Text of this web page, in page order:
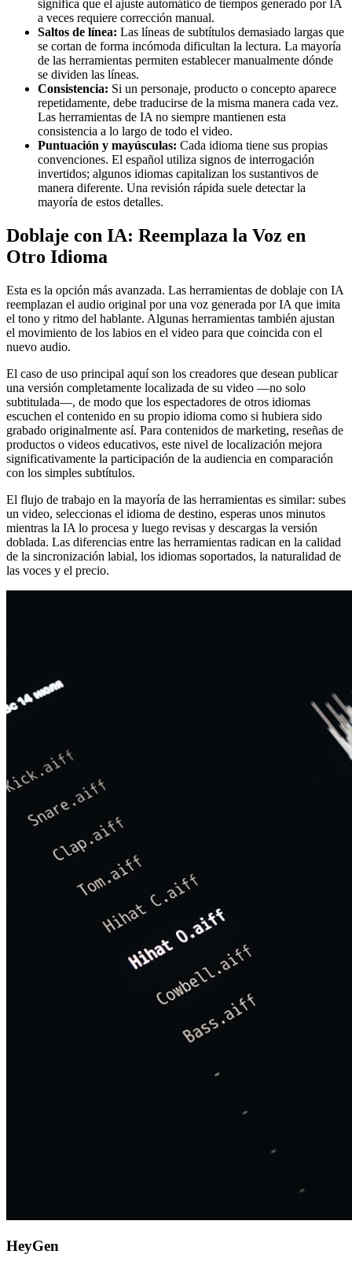
significa que el ajuste automático de tiempos generado por IA
a veces requiere corrección manual.
Saltos de línea: Las líneas de subtítulos demasiado largas que
se cortan de forma incómoda dificultan la lectura. La mayoría
de las herramientas permiten establecer manualmente dónde
se dividen las líneas.
Consistencia: Si un personaje, producto o concepto aparece
repetidamente, debe traducirse de la misma manera cada vez.
Las herramientas de IA no siempre mantienen esta
consistencia a lo largo de todo el video.
Puntuación y mayúsculas: Cada idioma tiene sus propias
convenciones. El español utiliza signos de interrogación
invertidos; algunos idiomas capitalizan los sustantivos de
manera diferente. Una revisión rápida suele detectar la
mayoría de estos detalles.
Doblaje con IA: Reemplaza la Voz en
Otro Idioma
Esta es la opción más avanzada. Las herramientas de doblaje con IA
reemplazan el audio original por una voz generada por IA que imita
el tono y ritmo del hablante. Algunas herramientas también ajustan
el movimiento de los labios en el video para que coincida con el
nuevo audio.
El caso de uso principal aquí son los creadores que desean publicar
una versión completamente localizada de su video —no solo
subtitulada—, de modo que los espectadores de otros idiomas
escuchen el contenido en su propio idioma como si hubiera sido
grabado originalmente así. Para contenidos de marketing, reseñas de
productos o videos educativos, este nivel de localización mejora
significativamente la participación de la audiencia en comparación
con los simples subtítulos.
El flujo de trabajo en la mayoría de las herramientas es similar: subes
un video, seleccionas el idioma de destino, esperas unos minutos
mientras la IA lo procesa y luego revisas y descargas la versión
doblada. Las diferencias entre las herramientas radican en la calidad
de la sincronización labial, los idiomas soportados, la naturalidad de
las voces y el precio.
HeyGen